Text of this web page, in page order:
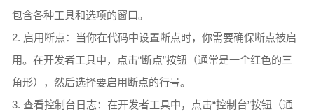
包含各种工具和选项的窗口。
2. 启用断点：当你在代码中设置断点时，你需要确保断点被启
用。在开发者工具中，点击“断点”按钮（通常是一个红色的三
角形），然后选择要启用断点的行号。
3. 查看控制台日志：在开发者工具中，点击“控制台”按钮（通